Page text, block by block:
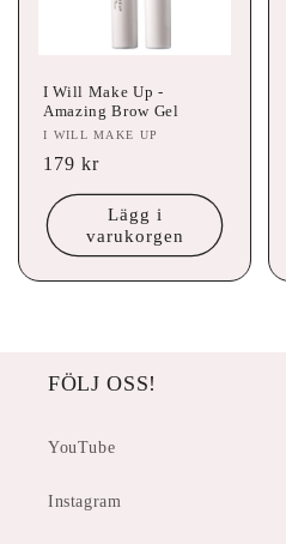
I Will Make Up -
Amazing Brow Gel
Säljare:
I WILL MAKE UP
Ordinarie
pris
179 kr
Lägg i
varukorgen
FÖLJ OSS!
YouTube
Instagram